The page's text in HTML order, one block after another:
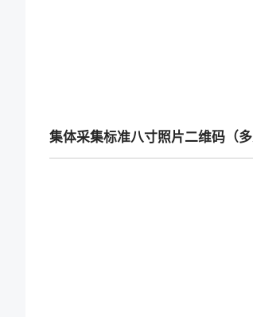
集体采集标准八寸照片二维码（